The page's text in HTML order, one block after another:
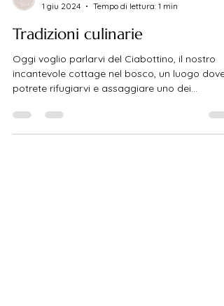
1 giu 2024
Tempo di lettura: 1 min
Tradizioni culinarie
Oggi voglio parlarvi del Ciabottino, il nostro
incantevole cottage nel bosco, un luogo dove
potrete rifugiarvi e assaggiare uno dei...